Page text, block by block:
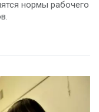
нормы рабочего